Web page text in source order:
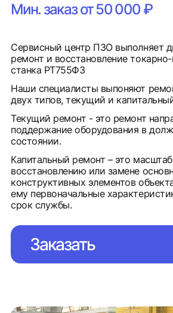
Мин. заказ от 50 000 ₽
Сервисный центр ПЗО выполняет
ремонт и восстановление токарно-
станка РТ755Ф3
Наши специалисты выпоняют
двух типов, текущий и
Текущий ремонт - это ремонт
поддержание оборудования в
состоянии.
Капитальный ремонт – это
восстановлению или замене
конструктивных элементов
ему первоначальные
срок службы.
Заказать